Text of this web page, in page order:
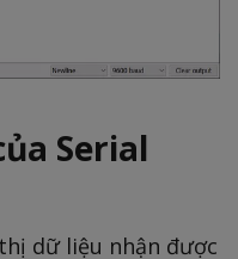
Serial
dữ liệu nhận được